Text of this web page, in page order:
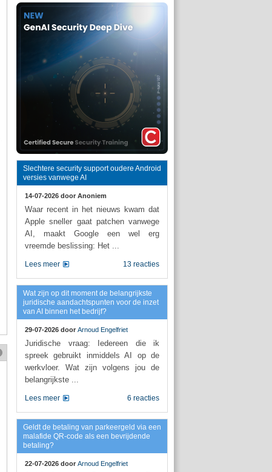
Slechtere security support oudere Android
versies vanwege AI
14-07-2026 door Anoniem
Waar recent in het nieuws kwam dat
Apple sneller gaat patchen vanwege
AI, maakt Google een wel erg
vreemde beslissing: Het ...
13 reacties
Lees meer
Wat zijn op dit moment de belangrijkste
juridische aandachtspunten voor de inzet
van AI binnen het bedrijf?
29-07-2026 door Arnoud Engelfriet
Juridische vraag: Iedereen die ik
spreek gebruikt inmiddels AI op de
werkvloer. Wat zijn volgens jou de
belangrijkste ...
6 reacties
Lees meer
Geldt de betaling van parkeergeld via een
malafide QR-code als een bevrijdende
betaling?
22-07-2026 door Arnoud Engelfriet